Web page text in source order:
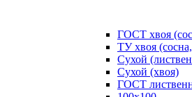
ГОСТ хвоя
ТУ хвоя
Сухой
Сухой (хвоя)
ГОСТ